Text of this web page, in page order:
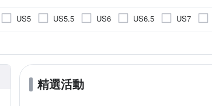
US5 US5.5 US6 US6.5 US7
19cm
19.5cm 20cm 20.5cm 21cm
精選活動